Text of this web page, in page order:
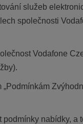
služeb
společnosti
Vodafone
nabídky, a